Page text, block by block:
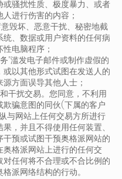
或骚扰性质、极度暴力、或者
进行伤害的内容；
毁坏、恶意干扰、秘密地截
统、数据或用户资料的任何病
电脑程序；
”滥发电子邮件或制作虚假的
或以其他形式试图在发送人的
方面误导其他人士；
干扰交易。您同意，不利用
欺骗意图的同伙(下属的客户
与网站上任何交易方所进行
，并且不得使用任何装置、
干预或试图干预奥格派网站的
奥格派网站上进行的任何交
对任何将不合理或不合比例的
派网络结构的行动。